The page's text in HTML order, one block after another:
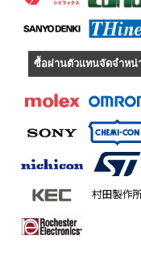
ซื้อผ่านตัวแทนจัดจำหน่